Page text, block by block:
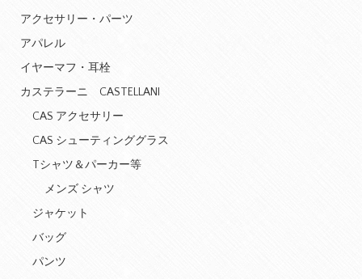
アクセサリー・パーツ
アパレル
イヤーマフ・耳栓
カステラーニ CASTELLANI
CAS アクセサリー
CAS シューティンググラス
Tシャツ＆パーカー等
メンズ シャツ
ジャケット
バッグ
パンツ